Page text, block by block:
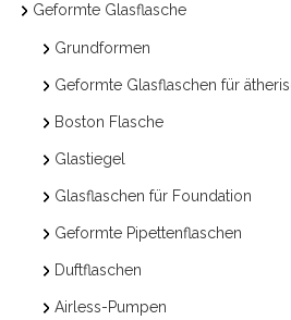
Geformte Glasflasche
Grundformen
Geformte Glasflaschen für
Boston Flasche
Glastiegel
Glasflaschen für Foundation
Geformte Pipettenflaschen
Duftflaschen
Airless-Pumpen